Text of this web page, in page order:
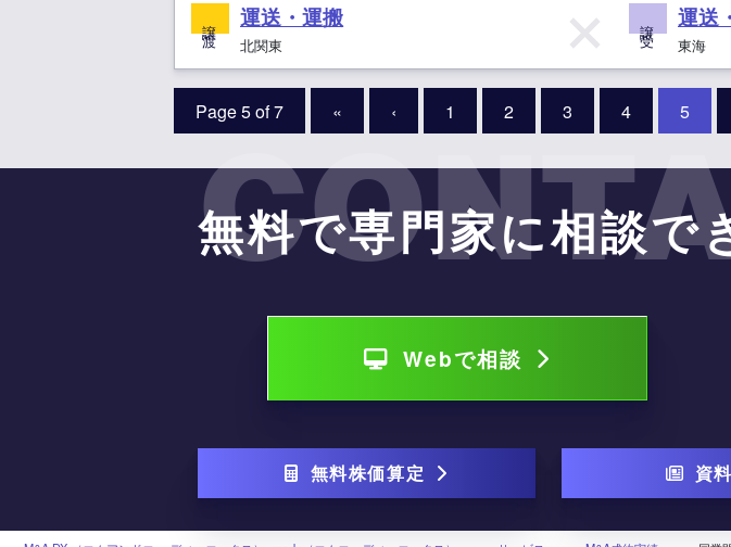
運送・運搬
北関東
運送
東海
Page 5 of 7 « ‹ 1 2 3 4 5
無料で専門家に相談で
Webで相談
無料株価算定 資